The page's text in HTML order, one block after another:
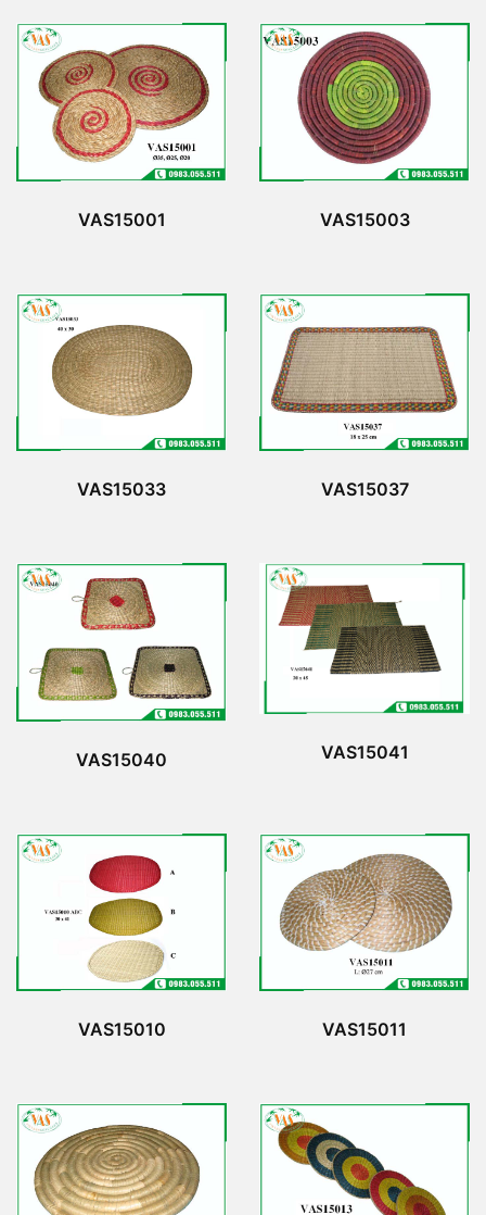
VAS15001 VAS15003
VAS15033 VAS15037
VAS15040 VAS15041
VAS15010 VAS15011